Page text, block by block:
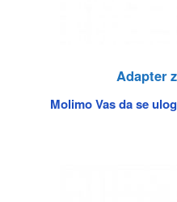
Adapter
Molimo Vas da se